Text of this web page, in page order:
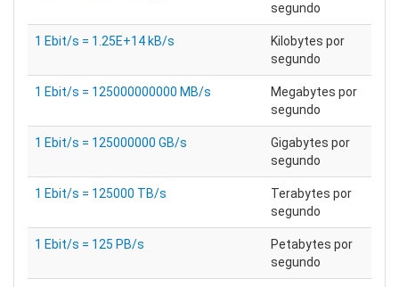
segundo
1 Ebit/s = 1.25E+14 kB/s
Kilobytes por
segundo
1 Ebit/s = 125000000000 MB/s
Megabytes por
segundo
1 Ebit/s = 125000000 GB/s
Gigabytes por
segundo
1 Ebit/s = 125000 TB/s
Terabytes por
segundo
1 Ebit/s = 125 PB/s
Petabytes por
segundo